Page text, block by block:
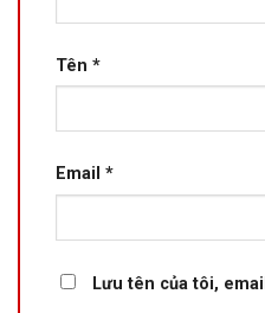
Tên *
Email *
Lưu tên của tôi,